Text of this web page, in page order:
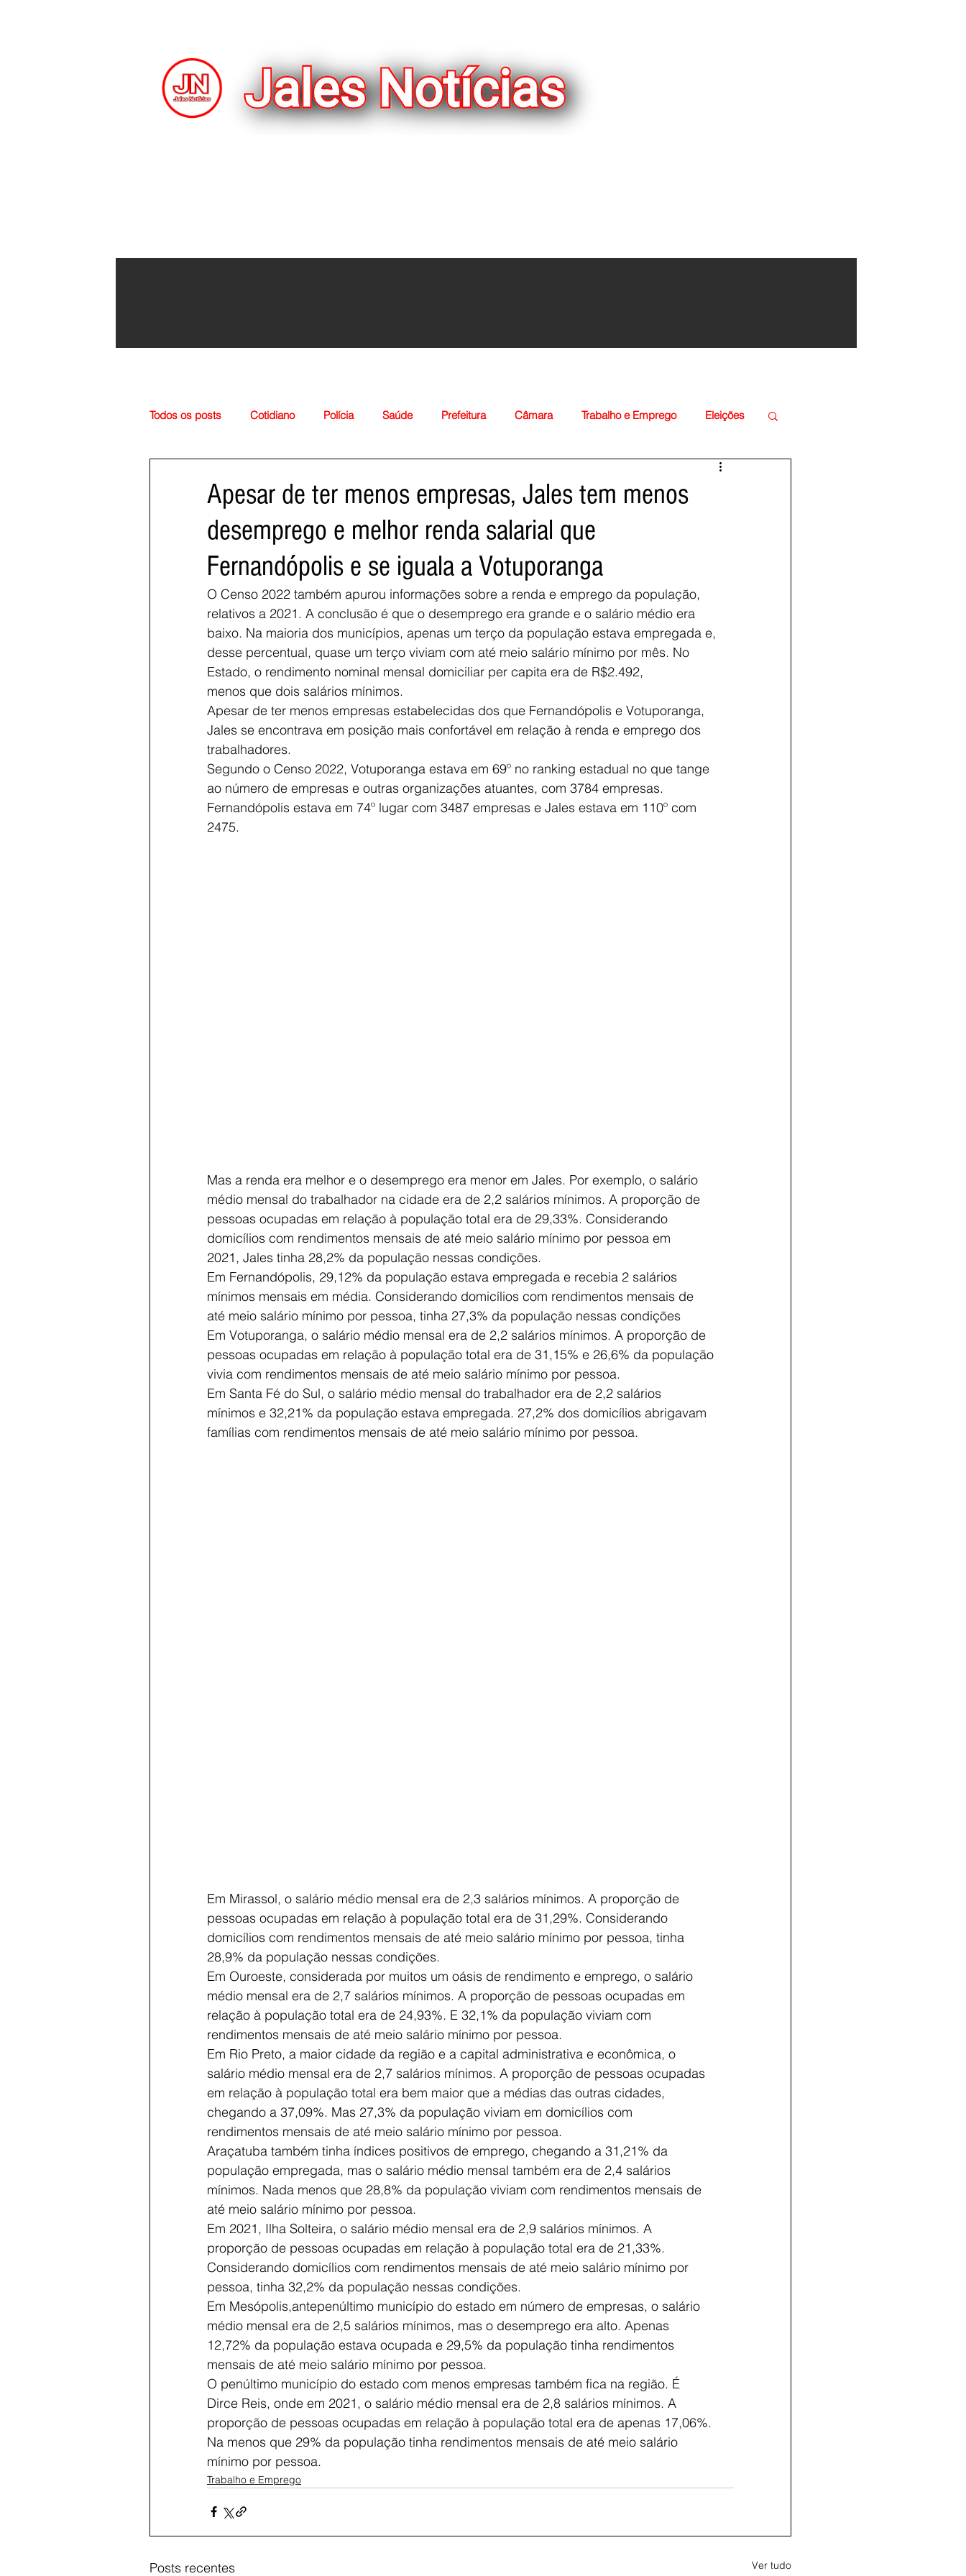
Voltar
Todos os posts Cotidiano Polícia Saúde Prefeitura Câmara Trabalho e Emprego Eleições
Apesar de ter menos empresas, Jales tem menos
desemprego e melhor renda salarial que
Fernandópolis e se iguala a Votuporanga
O Censo 2022 também apurou informações sobre a renda e emprego da população,
relativos a 2021. A conclusão é que o desemprego era grande e o salário médio era
baixo. Na maioria dos municípios, apenas um terço da população estava empregada e,
desse percentual, quase um terço viviam com até meio salário mínimo por mês. No
Estado, o rendimento nominal mensal domiciliar per capita era de R$2.492,
menos que dois salários mínimos.
Apesar de ter menos empresas estabelecidas dos que Fernandópolis e Votuporanga,
Jales se encontrava em posição mais confortável em relação à renda e emprego dos
trabalhadores.
Segundo o Censo 2022, Votuporanga estava em 69º no ranking estadual no que tange
ao número de empresas e outras organizações atuantes, com 3784 empresas.
Fernandópolis estava em 74º lugar com 3487 empresas e Jales estava em 110º com
2475.
Mas a renda era melhor e o desemprego era menor em Jales. Por exemplo, o salário
médio mensal do trabalhador na cidade era de 2,2 salários mínimos. A proporção de
pessoas ocupadas em relação à população total era de 29,33%. Considerando
domicílios com rendimentos mensais de até meio salário mínimo por pessoa em
2021, Jales tinha 28,2% da população nessas condições.
Em Fernandópolis, 29,12% da população estava empregada e recebia 2 salários
mínimos mensais em média. Considerando domicílios com rendimentos mensais de
até meio salário mínimo por pessoa, tinha 27,3% da população nessas condições
Em Votuporanga, o salário médio mensal era de 2,2 salários mínimos. A proporção de
pessoas ocupadas em relação à população total era de 31,15% e 26,6% da população
vivia com rendimentos mensais de até meio salário mínimo por pessoa.
Em Santa Fé do Sul, o salário médio mensal do trabalhador era de 2,2 salários
mínimos e 32,21% da população estava empregada. 27,2% dos domicílios abrigavam
famílias com rendimentos mensais de até meio salário mínimo por pessoa.
Em Mirassol, o salário médio mensal era de 2,3 salários mínimos. A proporção de
pessoas ocupadas em relação à população total era de 31,29%. Considerando
domicílios com rendimentos mensais de até meio salário mínimo por pessoa, tinha
28,9% da população nessas condições.
Em Ouroeste, considerada por muitos um oásis de rendimento e emprego, o salário
médio mensal era de 2,7 salários mínimos. A proporção de pessoas ocupadas em
relação à população total era de 24,93%. E 32,1% da população viviam com
rendimentos mensais de até meio salário mínimo por pessoa.
Em Rio Preto, a maior cidade da região e a capital administrativa e econômica, o
salário médio mensal era de 2,7 salários mínimos. A proporção de pessoas ocupadas
em relação à população total era bem maior que a médias das outras cidades,
chegando a 37,09%. Mas 27,3% da população viviam em domicílios com
rendimentos mensais de até meio salário mínimo por pessoa.
Araçatuba também tinha índices positivos de emprego, chegando a 31,21% da
população empregada, mas o salário médio mensal também era de 2,4 salários
mínimos. Nada menos que 28,8% da população viviam com rendimentos mensais de
até meio salário mínimo por pessoa.
Em 2021, Ilha Solteira, o salário médio mensal era de 2,9 salários mínimos. A
proporção de pessoas ocupadas em relação à população total era de 21,33%.
Considerando domicílios com rendimentos mensais de até meio salário mínimo por
pessoa, tinha 32,2% da população nessas condições.
Em Mesópolis,antepenúltimo município do estado em número de empresas, o salário
médio mensal era de 2,5 salários mínimos, mas o desemprego era alto. Apenas
12,72% da população estava ocupada e 29,5% da população tinha rendimentos
mensais de até meio salário mínimo por pessoa.
O penúltimo município do estado com menos empresas também fica na região. É
Dirce Reis, onde em 2021, o salário médio mensal era de 2,8 salários mínimos. A
proporção de pessoas ocupadas em relação à população total era de apenas 17,06%.
Na menos que 29% da população tinha rendimentos mensais de até meio salário
mínimo por pessoa.
Trabalho e Emprego
Posts recentes Ver tudo